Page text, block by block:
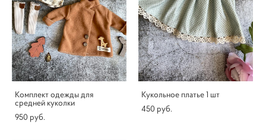
Комплект одежды для
средней куколки
950 pуб.
Кукольное платье 1 шт
450 pуб.